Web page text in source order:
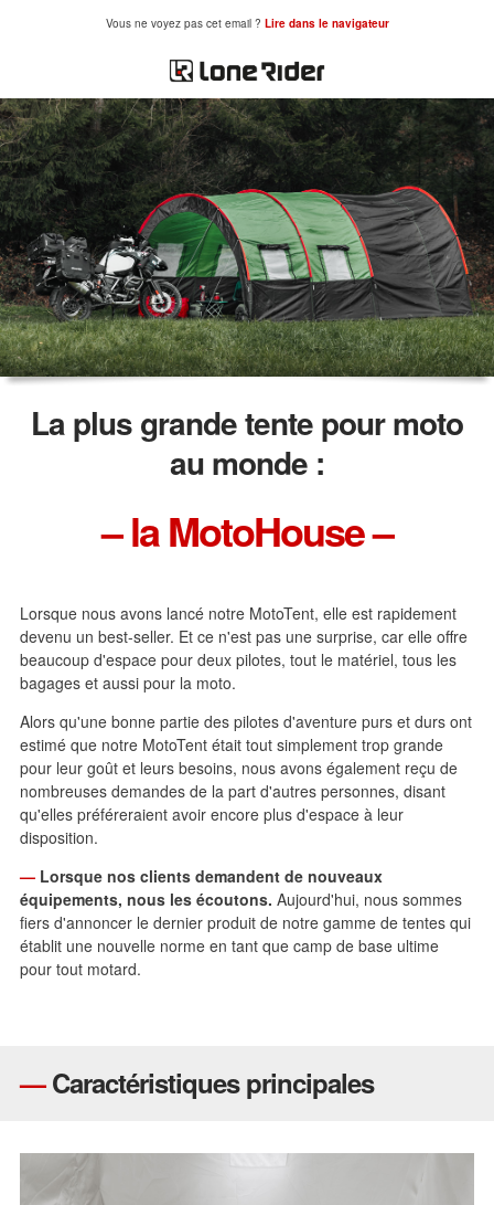
Vous ne voyez pas cet email ? Lire dans le navigateur
La plus grande tente pour moto
au monde :
– la MotoHouse –
Lorsque nous avons lancé notre MotoTent, elle est rapidement
devenu un best-seller. Et ce n'est pas une surprise, car elle offre
beaucoup d'espace pour deux pilotes, tout le matériel, tous les
bagages et aussi pour la moto.
Alors qu'une bonne partie des pilotes d'aventure purs et durs ont
estimé que notre MotoTent était tout simplement trop grande
pour leur goût et leurs besoins, nous avons également reçu de
nombreuses demandes de la part d'autres personnes, disant
qu'elles préféreraient avoir encore plus d'espace à leur
disposition.
— Lorsque nos clients demandent de nouveaux
équipements, nous les écoutons. Aujourd'hui, nous sommes
fiers d'annoncer le dernier produit de notre gamme de tentes qui
établit une nouvelle norme en tant que camp de base ultime
pour tout motard.
—Caractéristiques principales